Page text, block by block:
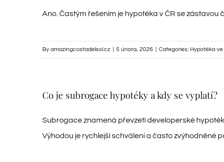
Ano. Častým řešením je hypotéka v ČR se zástavou
By amazingcostadelsol.cz 5 února, 2026 Categories: Hypotéka
Co je subrogace hypotéky a kdy se vyplatí?
Subrogace znamená převzetí developerské
Výhodou je rychlejší schválení a často zvýhodněné